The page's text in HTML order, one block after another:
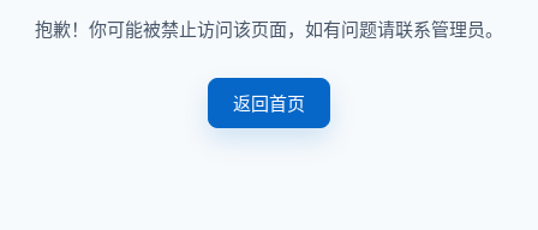
抱歉！你可能被禁止访问该页面，如有问题请联系管理员。
返回首页